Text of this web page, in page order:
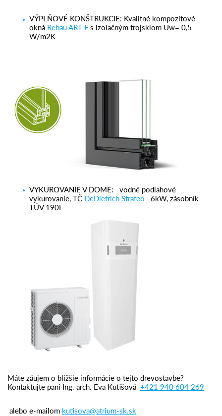
VÝPLŇOVÉ KONŠTRUKCIE: Kvalitné kompozitové
okná Rehau ART F s izolačným trojsklom Uw= 0,5
W/m2K
VYKUROVANIE V DOME: vodné podlahové
vykurovanie, TČ DeDietrich Strateo
6kW, zásobník
TÚV 190L
Máte záujem o bližšie informácie o tejto drevostavbe?
Kontaktujte pani Ing. arch. Eva Kutišová +421 940 604 269
alebo e-mailom kutisova@atrium-sk.sk